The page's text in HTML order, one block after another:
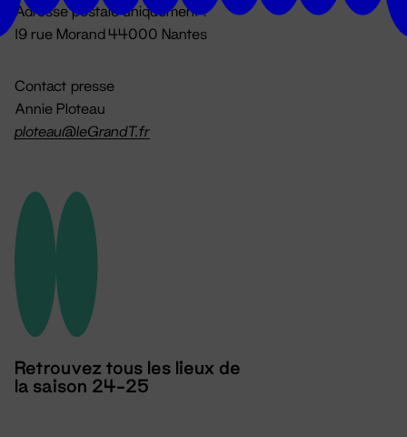
Adresse postale uniquement :
19 rue Morand 44000 Nantes
Contact presse
Annie Ploteau
ploteau@leGrandT.fr
Retrouvez tous les lieux de
la saison 24-25